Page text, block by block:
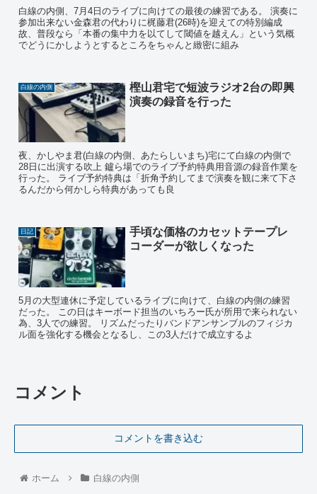
白線の内側、7月4日のライブに向けての最後の練習である。 演奏に
参加出来ない金森君の代わりに梶藤君(26時)を迎えての特別編成
故、普段なら「本番の集中力を以てして閾値を越えん」という気概
でどうにかしようとするところをちゃんと緻密に組み
白線の内側
樫山君宅で短波ラジオ2台の即興
演奏の録音を行った
夜、かしやま君(白線の内側、あたらしいまち)宅にて白線の内側で
28日に出演する吹上 鑪ら場でのライブ予約特典用音源の録音作業を
行った。 ライブ予約特典は「折角予約してまで演奏を観に来て下さ
るんだから何かしら特典があっても良
日記
手頃な価格のカセットテープレ
コーダーが欲しくなった
5月の大型連休に予定しているライブに向けて、白線の内側の練習
だった。 この日はキーボード担当のいちろー氏が所用で来られない
為、3人での練習。 リズムだったりバンドアンサンブルのフィジカ
ル面を強化する機会となるし、この3人だけで成立するよ
コメント
コメントを書き込む
ホーム 白線の内側